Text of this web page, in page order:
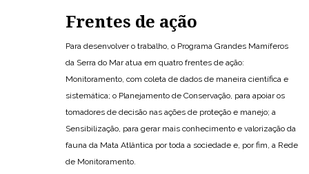
Frentes de ação
Para desenvolver o trabalho, o Programa Grandes Mamíferos
da Serra do Mar atua em quatro frentes de ação:
Monitoramento, com coleta de dados de maneira científica e
sistemática; o Planejamento de Conservação, para apoiar os
tomadores de decisão nas ações de proteção e manejo; a
Sensibilização, para gerar mais conhecimento e valorização da
fauna da Mata Atlântica por toda a sociedade e, por fim, a Rede
de Monitoramento.